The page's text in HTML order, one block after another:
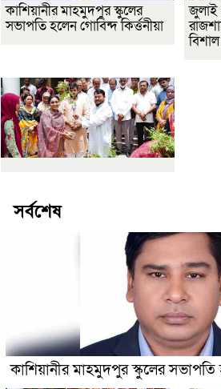
কাশিয়ানীর মাহমুদপুর স্কুলের
সভাপতি হলেন গোবিন্দ কির্ত্তনীয়া
জুলাই
সর্বশেষ
কাশিয়ানীর মাহমুদপুর স্কুলের সভাপতি